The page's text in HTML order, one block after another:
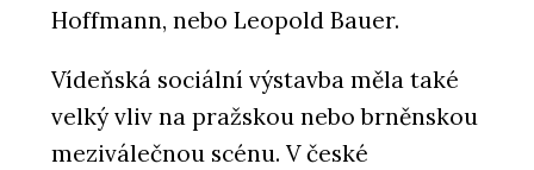
Hoffmann, nebo Leopold Bauer.
Vídeňská sociální výstavba měla také
velký vliv na pražskou nebo brněnskou
meziválečnou scénu. V české